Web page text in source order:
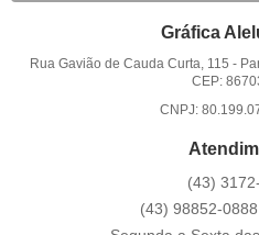
Gráfica
Rua Gavião de Cauda Curta, 115 -
CEP:
CNPJ:
(43)
(43) 98852-0888